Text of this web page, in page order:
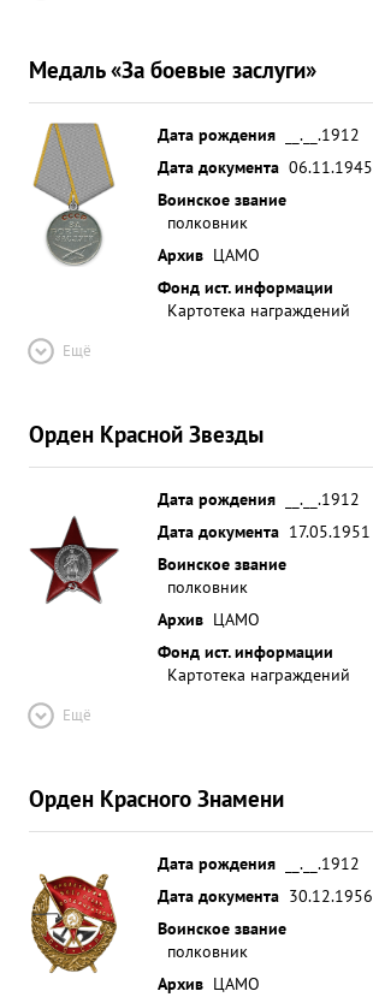
Медаль «За боевые заслуги»
Дата рождения
__.__.1912
Дата документа 06.11.1945
Воинское звание
полковник
Архив ЦАМО
Фонд ист. информации
Картотека награждений
Ещё
Орден Красной Звезды
Дата рождения
__.__.1912
Дата документа 17.05.1951
Воинское звание
полковник
Архив ЦАМО
Фонд ист. информации
Картотека награждений
Ещё
Орден Красного Знамени
Дата рождения
__.__.1912
Дата документа 30.12.1956
Воинское звание
полковник
Архив ЦАМО